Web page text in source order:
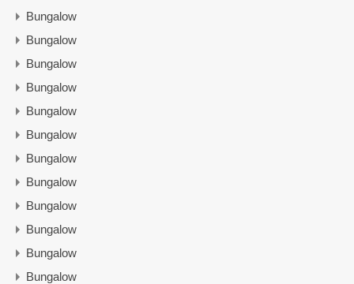
Bungalow
Bungalow
Bungalow
Bungalow
Bungalow
Bungalow
Bungalow
Bungalow
Bungalow
Bungalow
Bungalow
Bungalow